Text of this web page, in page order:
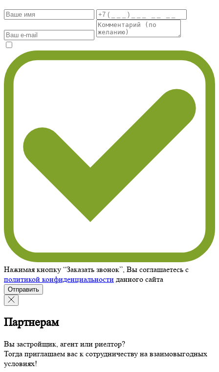
Нажимая кнопку “Заказать звонок”, Вы соглашаетесь с
политикой конфиденциальности данного сайта
Отправить
Партнерам
Вы застройщик, агент или риелтор?
Тогда приглашаем вас к сотрудничеству на взаимовыгодных
условиях!